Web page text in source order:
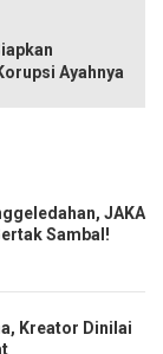
Ayahnya
JAKA
Sambal!
Kreator Dinilai